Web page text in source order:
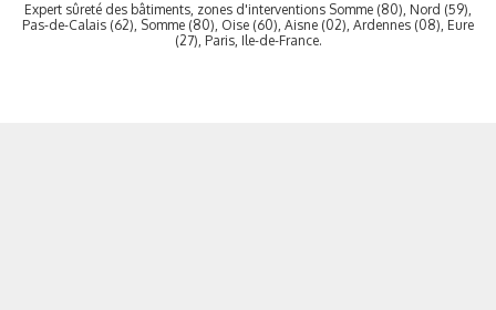
Expert sûreté des bâtiments, zones d'interventions Somme (80), Nord (59),
Pas-de-Calais (62), Somme (80), Oise (60), Aisne (02), Ardennes (08), Eure
(27), Paris, Ile-de-France.